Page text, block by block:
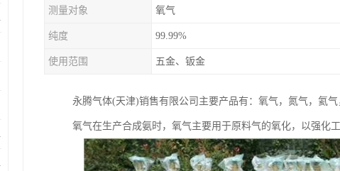
良
度
测量对象 氧气
纯度 99.99%
使用范围 五金、钣金
永腾气体(天津)销售有限公司主要产品有：氧气，氮气，氦
氧气在生产合成氨时，氧气主要用于原料气的氧化，以强化